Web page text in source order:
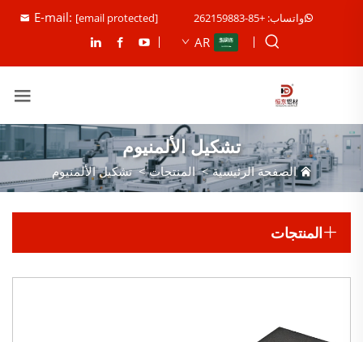
واتساب: +85-262159883 E-mail: [email protected]
AR
تشكيل الألمنيوم
الصفحة الرئيسية>المنتجات>تشكيل الألمنيوم
المنتجات